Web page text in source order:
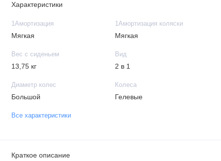
Характеристики
1Амортизация
Мягкая
1Амортизация коляски
Мягкая
Вес с сиденьем
13,75 кг
Вид
2 в 1
Диаметр колес
Большой
Колеса
Гелевые
Все характеристики
Краткое описание